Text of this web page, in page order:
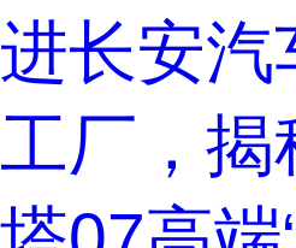
进长安汽
工厂，揭